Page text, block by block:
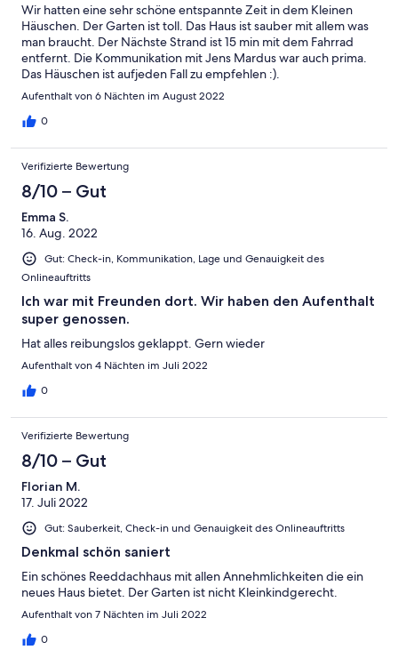
Wir hatten eine sehr schöne entspannte Zeit in dem Kleinen
Häuschen. Der Garten ist toll. Das Haus ist sauber mit allem was
man braucht. Der Nächste Strand ist 15 min mit dem Fahrrad
entfernt. Die Kommunikation mit Jens Mardus war auch prima.
Das Häuschen ist aufjeden Fall zu empfehlen :).
Aufenthalt von 6 Nächten im August 2022
0
Verifizierte Bewertung
8/10 – Gut
Emma S.
16. Aug. 2022
Gut: Check-in, Kommunikation, Lage und Genauigkeit des
Onlineauftritts
Ich war mit Freunden dort. Wir haben den Aufenthalt
super genossen.
Hat alles reibungslos geklappt. Gern wieder
Aufenthalt von 4 Nächten im Juli 2022
0
Verifizierte Bewertung
8/10 – Gut
Florian M.
17. Juli 2022
Gut: Sauberkeit, Check-in und Genauigkeit des Onlineauftritts
Denkmal schön saniert
Ein schönes Reeddachhaus mit allen Annehmlichkeiten die ein
neues Haus bietet. Der Garten ist nicht Kleinkindgerecht.
Aufenthalt von 7 Nächten im Juli 2022
0